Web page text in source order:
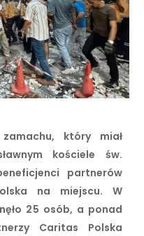
który miał
kościele św.
partnerów
na miejscu. W
25 osób, a ponad
Caritas Polska